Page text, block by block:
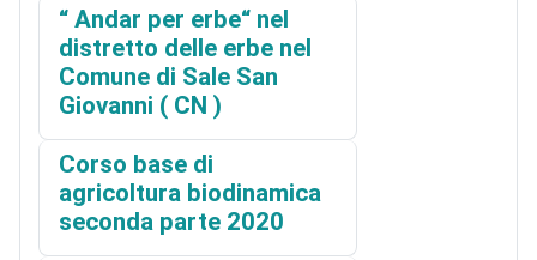
“ Andar per erbe“ nel
distretto delle erbe nel
Comune di Sale San
Giovanni ( CN )
Corso base di
agricoltura biodinamica
seconda parte 2020